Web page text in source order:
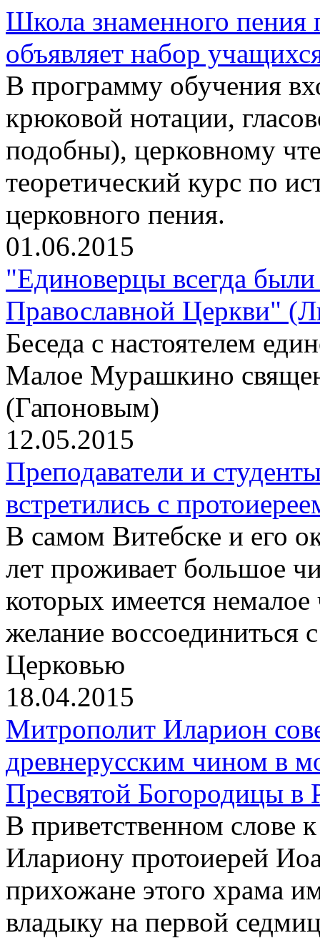
Школа знаменного
объявляет набор
В программу обучения
крюковой нотации,
подобны), церковному
теоретический курс по
церковного пения.
01.06.2015
"Единоверцы всегда
Православной Церкви"
Беседа с настоятелем
Малое Мурашкино
(Гапоновым)
12.05.2015
Преподаватели и
встретились с
В самом Витебске и его
лет проживает большое
которых имеется
желание воссоединиться
Церковью
18.04.2015
Митрополит Иларион
древнерусским чином в
Пресвятой Богородицы в
В приветственном слове
Илариону протоиерей
прихожане этого храма
владыку на первой